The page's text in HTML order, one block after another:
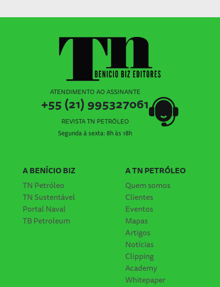
ATENDIMENTO AO ASSINANTE
+55 (21) 995327061
REVISTA TN PETRÓLEO
Segunda à sexta: 8h às 18h
A BENÍCIO BIZ
TN Petróleo
TN Sustentável
Portal Naval
TB Petroleum
A TN PETRÓLEO
Quem somos
Clientes
Eventos
Mapas
Artigos
Notícias
Clipping
Academy
Whitepaper